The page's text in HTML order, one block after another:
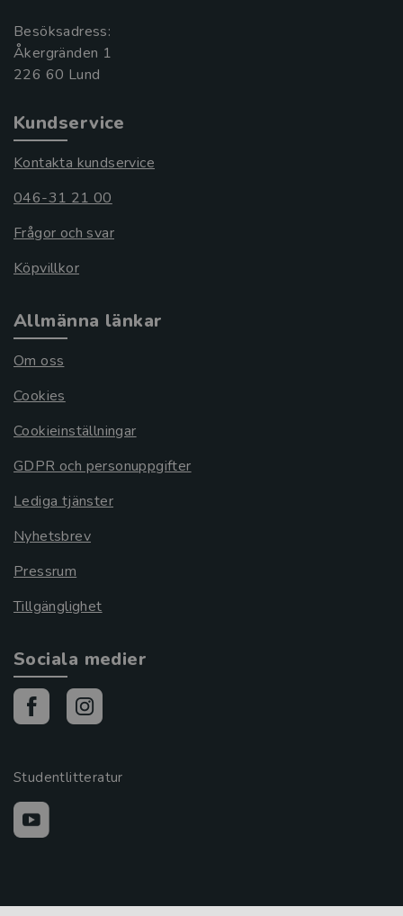
Besöksadress:
Åkergränden 1
Kundservice
Kontakta kundservice
046-31 21 00
Frågor och svar
Köpvillkor
Allmänna länkar
Om oss
Cookies
Cookieinställningar
GDPR och personuppgifter
Lediga tjänster
Nyhetsbrev
Pressrum
Tillgänglighet
Sociala medier
Studentlitteratur